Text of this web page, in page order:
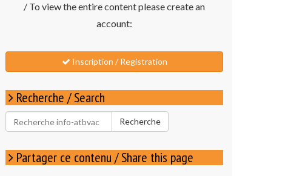
/ To view the entire content please create an
account:
Inscription / Registration
Recherche / Search
Rechercher
pour
Recherche
Partager ce contenu / Share this page